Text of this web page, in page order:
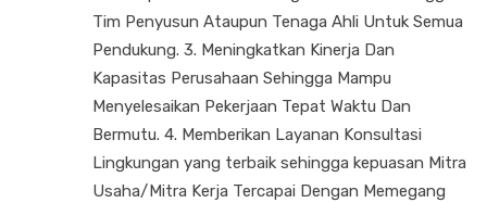
Tim Penyusun Ataupun Tenaga Ahli Untuk Semua
Pendukung. 3. Meningkatkan Kinerja Dan
Kapasitas Perusahaan Sehingga Mampu
Menyelesaikan Pekerjaan Tepat Waktu Dan
Bermutu. 4. Memberikan Layanan Konsultasi
Lingkungan yang terbaik sehingga kepuasan Mitra
Usaha/Mitra Kerja Tercapai Dengan Memegang